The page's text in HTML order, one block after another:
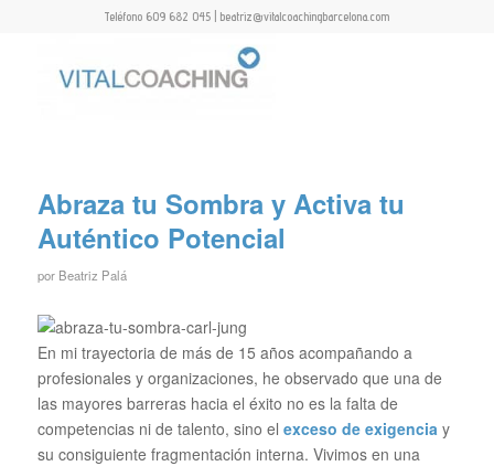
Teléfono 609 682 045 | beatriz@vitalcoachingbarcelona.com
Abraza tu Sombra y Activa tu
Auténtico Potencial
por Beatriz Palá
En mi trayectoria de más de 15 años acompañando a
profesionales y organizaciones, he observado que una de
las mayores barreras hacia el éxito no es la falta de
competencias ni de talento, sino el exceso de exigencia y
su consiguiente fragmentación interna. Vivimos en una